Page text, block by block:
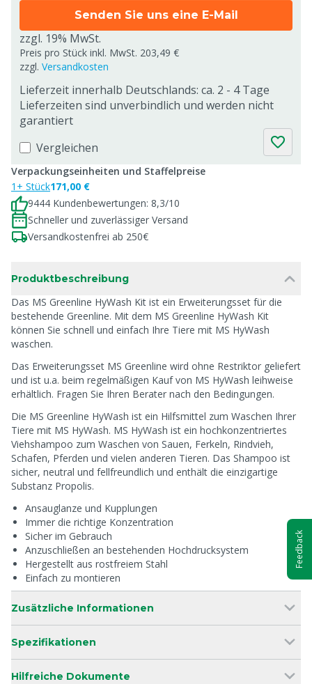
Senden Sie uns eine E-Mail
zzgl. 19% MwSt.
Preis pro Stück inkl. MwSt. 203,49 €
zzgl. Versandkosten
Lieferzeit innerhalb Deutschlands: ca. 2 - 4 Tage
Lieferzeiten sind unverbindlich und werden nicht
garantiert
Vergleichen
Verpackungseinheiten und Staffelpreise
1+ Stück171,00 €
9444 Kundenbewertungen: 8,3/10
Schneller und zuverlässiger Versand
Versandkostenfrei ab 250€
Produktbeschreibung
Das MS Greenline HyWash Kit ist ein Erweiterungsset für die
bestehende Greenline. Mit dem MS Greenline HyWash Kit
können Sie schnell und einfach Ihre Tiere mit MS HyWash
waschen.
Das Erweiterungsset MS Greenline wird ohne Restriktor geliefert
und ist u.a. beim regelmäßigen Kauf von MS HyWash leihweise
erhältlich. Fragen Sie Ihren Berater nach den Bedingungen.
Die MS Greenline HyWash ist ein Hilfsmittel zum Waschen Ihrer
Tiere mit MS HyWash. MS HyWash ist ein hochkonzentriertes
Viehshampoo zum Waschen von Sauen, Ferkeln, Rindvieh,
Schafen, Pferden und vielen anderen Tieren. Das Shampoo ist
sicher, neutral und fellfreundlich und enthält die einzigartige
Substanz Propolis.
Ansauglanze und Kupplungen
Immer die richtige Konzentration
Sicher im Gebrauch
Anzuschließen an bestehenden Hochdrucksystem
Hergestellt aus rostfreiem Stahl
Einfach zu montieren
Zusätzliche Informationen
Spezifikationen
Hilfreiche Dokumente
Feedback